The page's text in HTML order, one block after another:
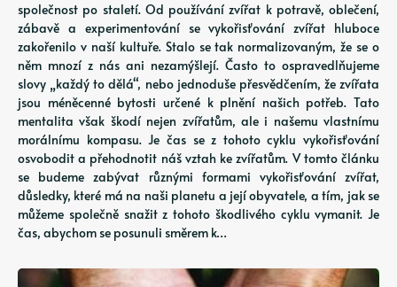
společnost po staletí. Od používání zvířat k potravě, oblečení,
zábavě a experimentování se vykořisťování zvířat hluboce
zakořenilo v naší kultuře. Stalo se tak normalizovaným, že se o
něm mnozí z nás ani nezamýšlejí. Často to ospravedlňujeme
slovy „každý to dělá“, nebo jednoduše přesvědčením, že zvířata
jsou méněcenné bytosti určené k plnění našich potřeb. Tato
mentalita však škodí nejen zvířatům, ale i našemu vlastnímu
morálnímu kompasu. Je čas se z tohoto cyklu vykořisťování
osvobodit a přehodnotit náš vztah ke zvířatům. V tomto článku
se budeme zabývat různými formami vykořisťování zvířat,
důsledky, které má na naši planetu a její obyvatele, a tím, jak se
můžeme společně snažit z tohoto škodlivého cyklu vymanit. Je
čas, abychom se posunuli směrem k…